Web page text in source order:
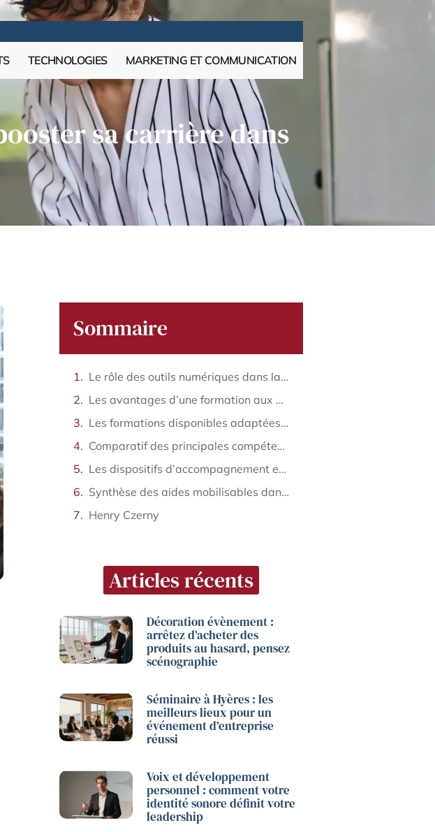
TECHNOLOGIES MARKETING ET COMMUNICATION
sa carrière dans
Sommaire
Le rôle des outils numériques dans la transformation des métiers de l’architecture
Les avantages d’une formation aux outils numériques pour les architectes
Les formations disponibles adaptées au secteur de l’architecture
Comparatif des principales compétences numériques à acquérir
Les dispositifs d’accompagnement et les aides à la formation
Synthèse des aides mobilisables dans l’architecture
Henry Czerny
Articles récents
Décoration évènement :
arrêtez d’acheter des
produits au hasard, pensez
scénographie
Séminaire à Hyères : les
meilleurs lieux pour un
événement d’entreprise
réussi
Voix et développement
personnel : comment votre
identité sonore définit votre
leadership